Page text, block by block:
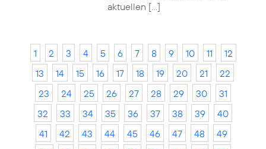
aktuellen […]
1 2 3 4 5 6 7 8 9 10 11
12
13
14 15 16 17 18 19 20 21
22
23
24 25 26 27 28 29 30
31
32
33 34 35 36 37 38 39
40
41
42 43 44 45 46 47 48
49